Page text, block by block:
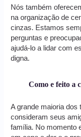
Nós também
na organização de
cinzas. Estamos
perguntas e
ajudá-lo a lidar com
digna.
Como e feito a
A grande maioria
consideram seus
família. No momento